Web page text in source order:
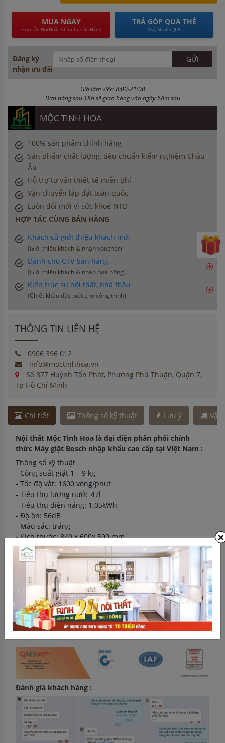
MUA NGAY
Giao Tận Nơi Hoặc Nhận Tại Cửa Hàng
TRẢ GÓP QUA THẺ
Visa, Master, JCB
Đăng ký
nhận ưu đãi
Giờ làm việc: 8:00-21:00
Đơn hàng sau 18h sẽ giao hàng vào ngày hôm sau
MỘC TINH HOA
100% sản phẩm chính hãng
Sản phẩm chất lượng, tiêu chuẩn kiểm nghiệm Châu
Âu
Hỗ trợ tư vấn thiết kế miễn phí
Vận chuyển lắp đặt toàn quốc
Luôn đổi mới vì sức khoẻ NTD
HỢP TÁC CÙNG BÁN HÀNG
Khách cũ giới thiệu khách mới
(Giới thiệu khách & nhận voucher)
Dành cho CTV bán hàng
(Giới thiệu khách & nhận hoa hồng)
Kiến trúc sư nội thất, nhà thầu
(Chiết khấu đặc biệt cho công trình)
THÔNG TIN LIÊN HỆ
0906 396 012
info@moctinhhoa.vn
Số 877 Huỳnh Tấn Phát, Phường Phú Thuận, Quận 7,
Tp Hồ Chí Minh
Chi tiết Thông số kỹ thuật Lưu ý Vận
Nội thất Mộc Tinh Hoa là đại diện phân phối chính
thức Máy giặt Bosch nhập khẩu cao cấp tại Việt Nam :
Thông số kỹ thuật
- Công suất giặt 1 – 9 kg
- Tốc độ vắt: 1600 vòng/phút
- Tiêu thụ lượng nước 47l
- Tiêu thụ điện năng: 1.05kWh
- Độ ồn: 56dB
- Màu sắc: trắng
- Kích thước: 840 x 600x 590 mm
- Khối lượng 80kg
Tính năng nổi bật
- Tự động ổn định tải trọng,
- Khóa trẻ em an toàn
- Báo kết thúc chương trình
- Lồng giặt: thép không gỉ
- Có thể đặt máy giặt dưới tủ bếp
Tiêu chuẩn chất lượng của chúng tôi :
Đánh giá khách hàng :
×